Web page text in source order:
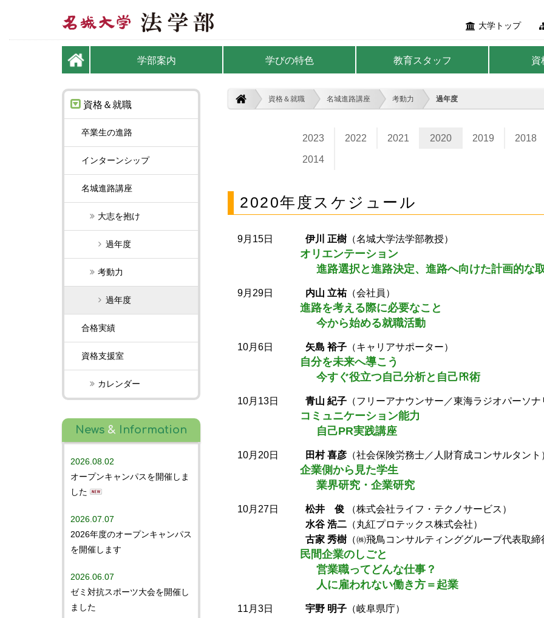
大学トップ
学部案内 学びの特色 教育スタッフ 資
資格＆就職 名城進路講座 考動力 過年度
2023 2022 2021 2020 2019 2018
2014
2020年度スケジュール
9月15日 伊川 正樹 （名城大学法学部教授）
オリエンテーション
進路選択と進路決定、進路へ向けた計画的な
9月29日 内山 立祐（会社員）
進路を考える際に必要なこと
今から始める就職活動
10月6日 矢島 裕子 （キャリアサポーター）
自分を未来へ導こう
今すぐ役立つ自己分析と自己㏚術
10月13日 青山 紀子 （フリーアナウンサー／東海ラジオパーソナ
コミュニケーション能力
自己PR実践講座
10月20日 田村 喜彦 （社会保険労務士／人財育成コンサルタント
企業側から見た学生
業界研究・企業研究
10月27日 松井 俊
（株式会社ライフ・テクノサービス）
水谷 浩二 （丸紅プロテックス株式会社）
古家 秀樹 （㈱飛鳥コンサルティンググループ代表取締
民間企業のしごと
営業職ってどんな仕事？
人に雇われない働き方＝起業
11月3日 宇野 明子 （岐阜県庁）
資格＆就職
卒業生の進路
インターンシップ
名城進路講座
大志を抱け
過年度
考動力
過年度
合格実績
資格支援室
カレンダー
News & Information
2026.08.02
オープンキャンパスを開催しま
した
2026.07.07
2026年度のオープンキャンパス
を開催します
2026.06.07
ゼミ対抗スポーツ大会を開催し
ました